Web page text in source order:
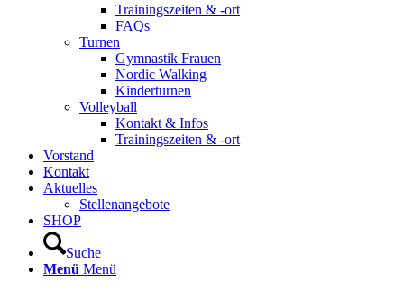
Trainingszeiten & -ort
FAQs
Turnen
Gymnastik Frauen
Nordic Walking
Kinderturnen
Volleyball
Kontakt & Infos
Trainingszeiten & -ort
Vorstand
Kontakt
Aktuelles
Stellenangebote
SHOP
Suche
Menü Menü